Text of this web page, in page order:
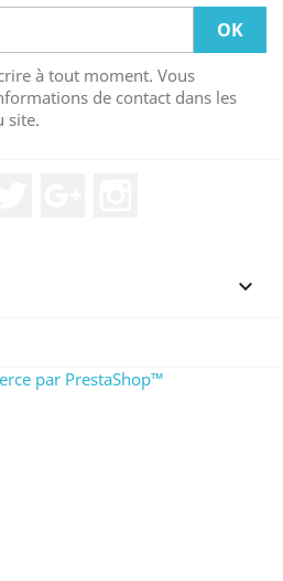
à tout moment. Vous
de contact dans les
site.

par PrestaShop™